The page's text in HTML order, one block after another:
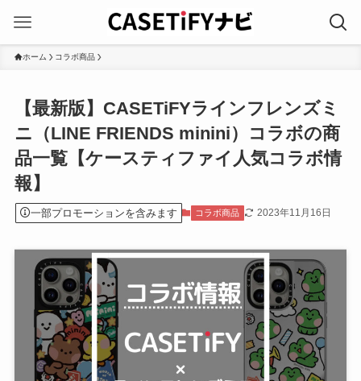
ホーム コラボ商品
【最新版】CASETiFYラインフレンズミ
ニ（LINE FRIENDS minini）コラボの商
品一覧【ケースティファイ人気コラボ情
報】
一部プロモーションを含みます コラボ商品 2023年11月16日